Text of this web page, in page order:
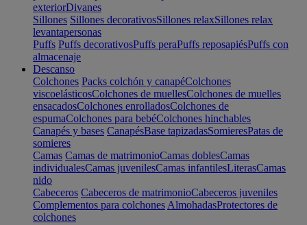
exteriorDivanes
Sillones Sillones decorativosSillones relaxSillones relax
levantapersonas
Puffs Puffs decorativosPuffs peraPuffs reposapiésPuffs con
almacenaje
Descanso
Colchones Packs colchón y canapéColchones
viscoelásticosColchones de muellesColchones de muelles
ensacadosColchones enrolladosColchones de
espumaColchones para bebéColchones hinchables
Canapés y bases CanapésBase tapizadasSomieresPatas de
somieres
Camas Camas de matrimonioCamas doblesCamas
individualesCamas juvenilesCamas infantilesLiterasCamas
nido
Cabeceros Cabeceros de matrimonioCabeceros juveniles
Complementos para colchones AlmohadasProtectores de
colchones